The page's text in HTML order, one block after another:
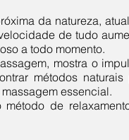
da natureza,
de tudo
a todo momento.
mostra o
métodos
essencial.
de